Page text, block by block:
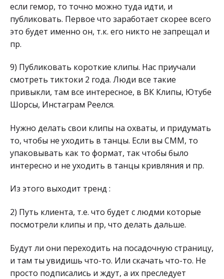
если гемор, то точно можно туда идти, и
публиковать. Первое что заработает скорее всего
это будет именно он, т.к. его никто не запрещал и
пр.
9) Публиковать короткие клипы. Нас приучали
смотреть тиктоки 2 года. Люди все такие
привыкли, там все интересное, в ВК Клипы, Ютубе
Шорсы, Инстаграм Реелся.
Нужно делать свои клипы на охваты, и придумать
то, чтобы не уходить в танцы. Если вы СММ, то
упаковывать как то формат, так чтобы было
интересно и не уходить в танцы кривляния и пр.
Из этого выходит тренд :
2) Путь клиента, т.е. что будет с людми которые
посмотрели клипы и пр, что делать дальше.
Будут ли они переходить на посадочную страницу,
и там ты увидишь что-то. Или скачать что-то. Не
просто подписались и ждут, а их преследует